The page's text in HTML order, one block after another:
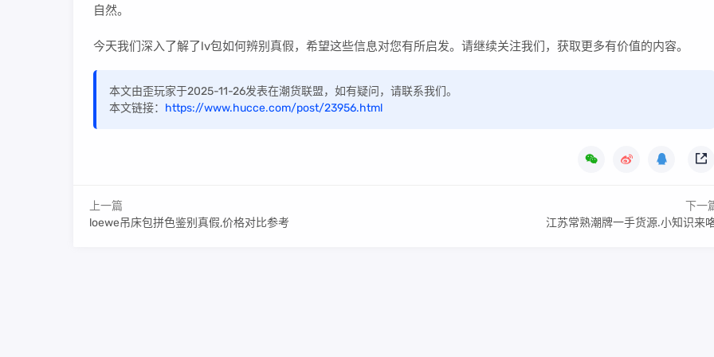
自然。
今天我们深入了解了lv包如何辨别真假，希望这些信息对您有所启发。请继续关注我们，获取更多有价值的内容。
本文由歪玩家于2025-11-26发表在潮货联盟，如有疑问，请联系我们。
本文链接： https://www.hucce.com/post/23956.html
上一篇
loewe吊床包拼色鉴别真假,价格对比参考
下一
江苏常熟潮牌一手货源.小知识来